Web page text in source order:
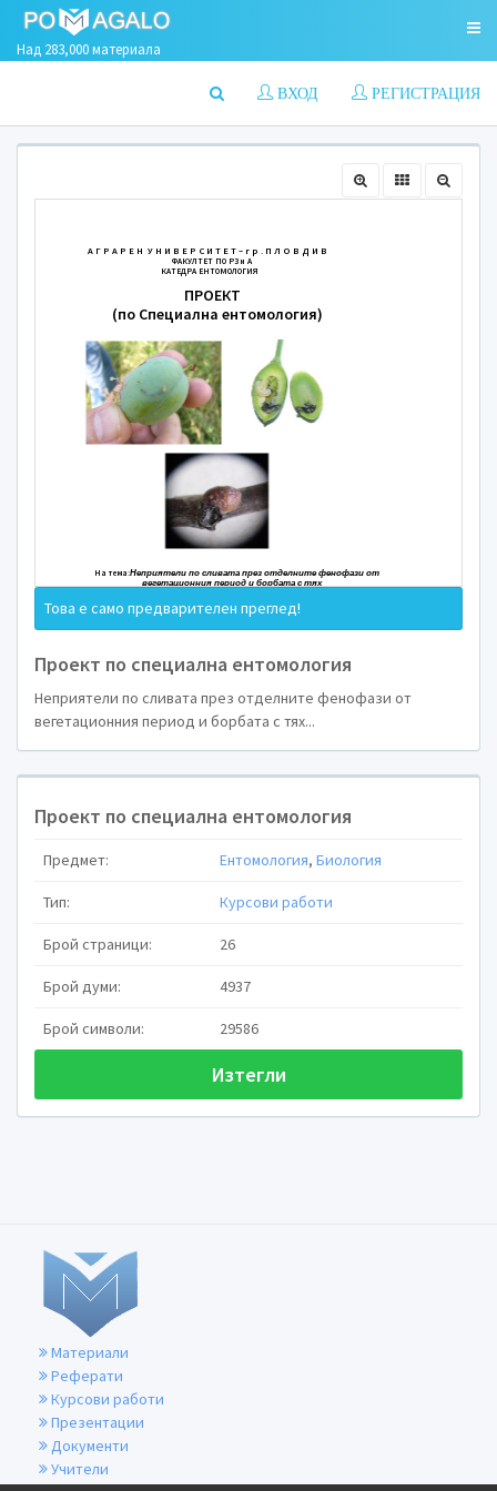
Над 283,000 материала
РЕГИСТРАЦИЯ
ВХОД
А Г Р А Р Е Н У Н И В Е Р С И Т Е Т
ПРОЕКТ
(по Специална
Това е само предварителен преглед!
Проект по специална ентомология
Неприятели по сливата през отделните фенофази от
вегетационния период и борбата с тях...
Проект по специална ентомология
Предмет: Ентомология, Биология
Тип: Курсови работи
Брой страници: 26
Брой думи: 4937
Брой символи: 29586
Изтегли
Материали
Реферати
Курсови работи
Презентации
Документи
Учители